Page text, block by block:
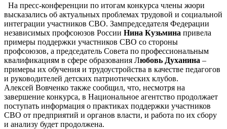
На пресс-конференции по итогам конкурса члены жюри
высказались об актуальных проблемах трудовой и социальной
интеграции участников СВО. Зампредседателя Федерации
независимых профсоюзов России Нина Кузьмина привела
примеры поддержки участников СВО со стороны
профсоюзов, а председатель Совета по профессиональным
квалификациям в сфере образования Любовь Духанина –
примеры их обучения и трудоустройства в качестве педагогов
и руководителей детских патриотических клубов.
Алексей Вовченко также сообщил, что, несмотря на
завершение конкурса, в Национальное агентство продолжает
поступать информация о практиках поддержки участников
СВО от предприятий и органов власти, и работа по их сбору
и анализу будет продолжена.